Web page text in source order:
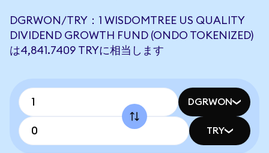
DGRWON/TRY：1 WISDOMTREE US QUALITY
DIVIDEND GROWTH FUND (ONDO TOKENIZED)
は4,841.7409 TRYに相当します
DGRWON
TRY